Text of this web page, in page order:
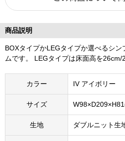
商品説明
BOXタイプかLEGタイプか選べるシ
ムです。 LEGタイプは床面高を26cm/
カラー IV アイボリー
サイズ
生地 ダブルニット生